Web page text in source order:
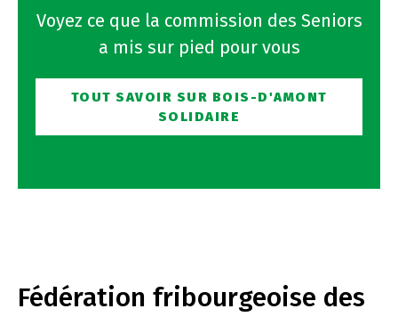
Voyez ce que la commission des Seniors
a mis sur pied pour vous
TOUT SAVOIR SUR BOIS-D'AMONT
SOLIDAIRE
Fédération fribourgeoise des